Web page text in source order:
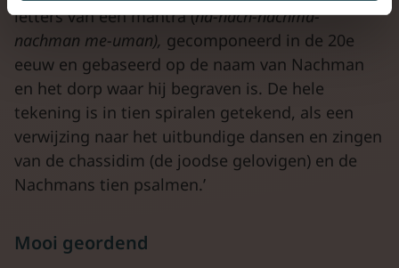
letters van een mantra (na-nach-nachma-
nachman me-uman), gecomponeerd in de 20e
eeuw en gebaseerd op de naam van Nachman
en het dorp waar hij begraven is. De hele
tekening is in tien spiralen getekend, als een
verwijzing naar het uitbundige dansen en zingen
van de chassidim (de joodse gelovigen) en de
Nachmans tien psalmen.’
Mooi geordend